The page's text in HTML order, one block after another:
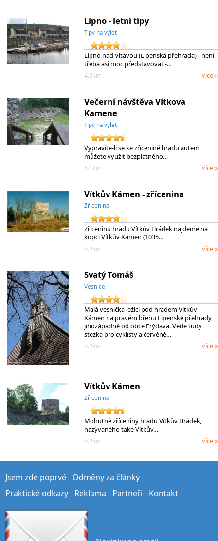
Lipno - letní tipy
Tipy na výlet
Lipno nad Vltavou (Lipenská přehrada) - není
třeba asi moc představovat -…
4.8km
více »
Večerní návštěva Vítkova
Kamene
Tipy na výlet
Vypravíte-li se ke zřícenině hradu autem,
můžete využít bezplatného…
5.1km
více »
Vítkův Kámen - zřícenina
Zřícenina
Zříceninu hradu Vítkův Hrádek najdeme na
kopci Vítkův Kámen (1035…
5.2km
více »
Svatý Tomáš
Vesnice
Malá vesnička ležící pod hradem Vítkův
Kámen na pravém břehu Lipenské přehrady,
jihozápadně od obce Frýdava. Vede tudy
stezka pro cyklisty a červěně…
5.2km
více »
Vítkův Kámen
Zřícenina
Mohutné zříceniny hradu Vítkův Hrádek,
nazývaného také Vítkův…
5.2km
více »
Jsem zde poprvé
Odměny za články
Praktické odkazy
Reklama Partneři Kontakt